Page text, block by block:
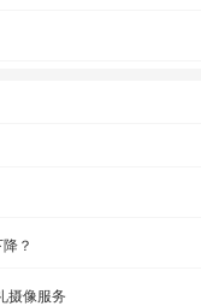
？
摄像服务